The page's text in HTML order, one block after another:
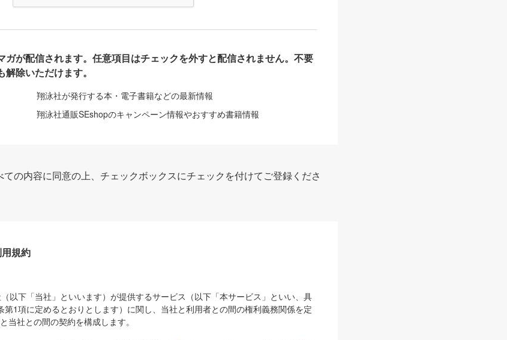
ガが配信されます。任意項目はチェックを外すと配信されません。不要
除いただけます。
翔泳社が発行する本・電子書籍などの最新情報
翔泳社通販SEshopのキャンペーン情報やおすすめ書籍情報
の内容に同意の上、チェックボックスにチェックを付けてご登録くださ
規約
以下「当社」といいます）が提供するサービス（以下「本サービス」といい、具
1項に定めるとおりとします）に関し、当社と利用者との間の権利義務関係を定
当社との間の契約を構成します。